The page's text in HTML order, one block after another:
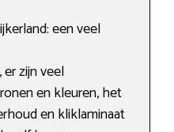
een veel
zijn veel
en kleuren, het
en kliklaminaat